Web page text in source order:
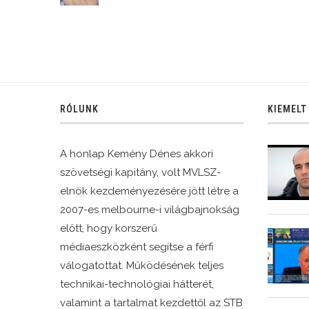
RÓLUNK
A honlap Kemény Dénes akkori
szövetségi kapitány, volt MVLSZ-
elnök kezdeményezésére jött létre a
2007-es melbourne-i világbajnokság
előtt, hogy korszerű
médiaeszközként segítse a férfi
válogatottat. Működésének teljes
technikai-technológiai hátterét,
valamint a tartalmat kezdettől az STB